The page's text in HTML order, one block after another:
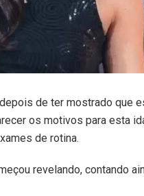
de ter mostrado que
os motivos para esta
de rotina.
revelando, contando